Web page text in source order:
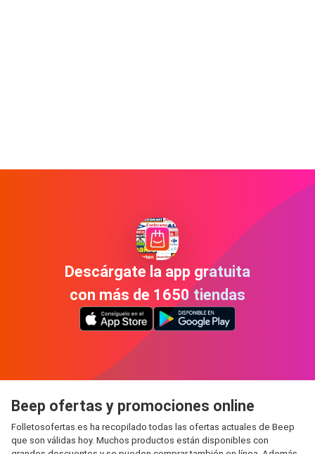
Descárgate la app gratuita
con más de 1650 tiendas
Beep ofertas y promociones online
Folletosofertas.es ha recopilado todas las ofertas actuales de Beep
que son válidas hoy. Muchos productos están disponibles con